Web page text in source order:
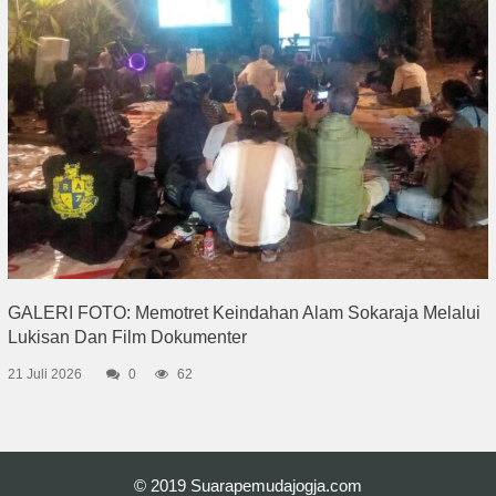
GALERI FOTO: Memotret Keindahan Alam Sokaraja Melalui
Lukisan Dan Film Dokumenter
21 Juli 2026 0 62
© 2019 Suarapemudajogja.com